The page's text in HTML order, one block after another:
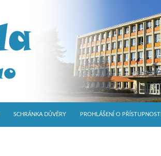
SCHRÁNKA DŮVĚRY PROHLÁŠENÍ O PŘÍSTUPNOSTI